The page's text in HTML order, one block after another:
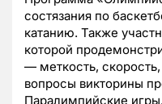
состязания по
катанию. Также
которой
— меткость,
вопросы викторины
Паралимпийские игры.